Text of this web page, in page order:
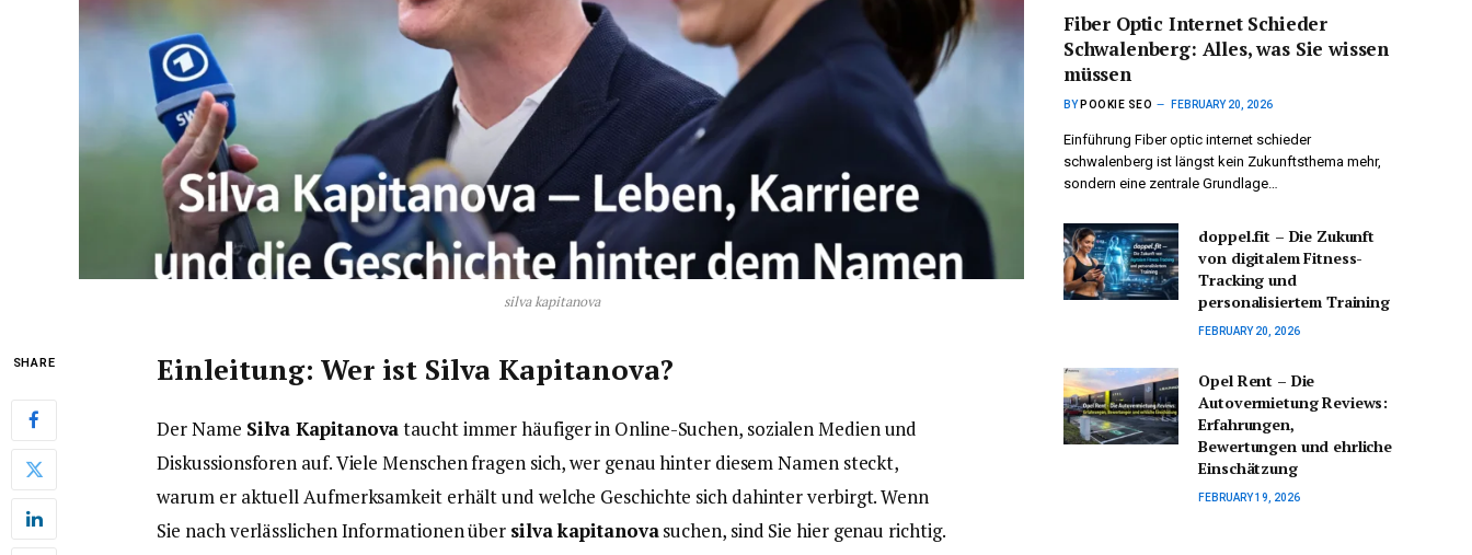
silva kapitanova
SHARE Einleitung: Wer ist Silva Kapitanova?
Der Name Silva Kapitanovataucht immer häufiger in Online-Suchen, sozialen Medien und
Diskussionsforen auf. Viele Menschen fragen sich, wer genau hinter diesem Namen steckt,
warum er aktuell Aufmerksamkeit erhält und welche Geschichte sich dahinter verbirgt. Wenn
Sie nach verlässlichen Informationen über silva kapitanovasuchen, sind Sie hier genau richtig.
Fiber Optic Internet Schieder
Schwalenberg: Alles, was Sie wissen
müssen
BY POOKIE SEO FEBRUARY 20, 2026
Einführung Fiber optic internet schieder
schwalenberg ist längst kein Zukunftsthema mehr,
sondern eine zentrale Grundlage…
doppel.fit – Die Zukunft
von digitalem Fitness-
Tracking und
personalisiertem Training
FEBRUARY 20, 2026
Opel Rent – Die
Autovermietung Reviews:
Erfahrungen,
Bewertungen und ehrliche
Einschätzung
FEBRUARY 19, 2026